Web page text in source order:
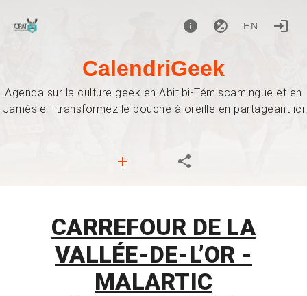
EN
CalendriGeek
Agenda sur la culture geek en Abitibi-Témiscamingue et en
Jamésie - transformez le bouche à oreille en partageant ici
CARREFOUR DE LA
VALLÉE-DE-L’OR -
MALARTIC